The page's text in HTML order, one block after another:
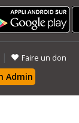
| Faire un don
Admin